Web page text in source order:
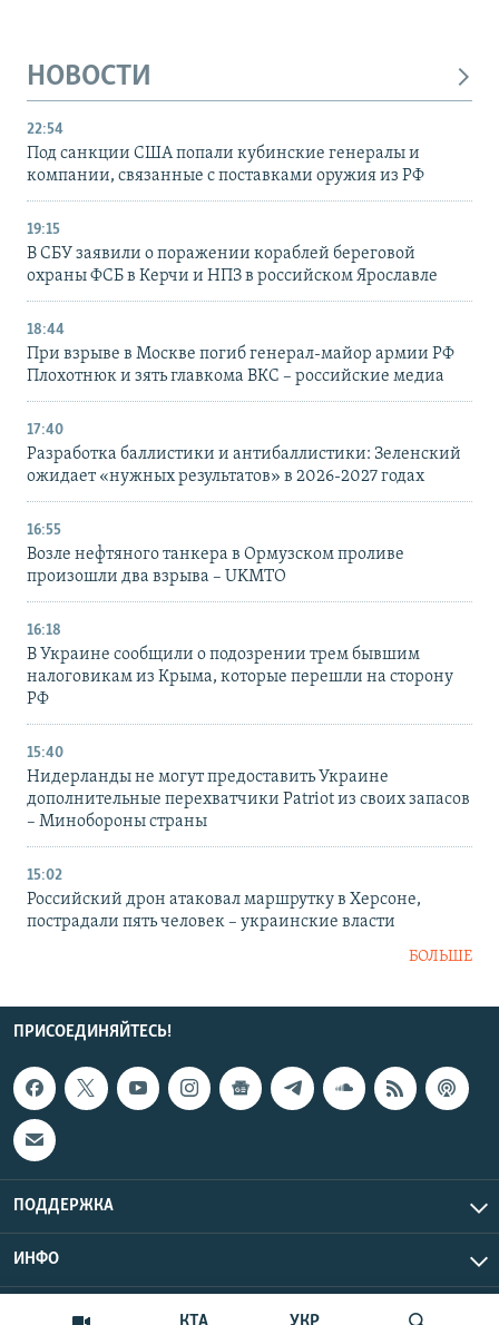
НОВОСТИ
22:54
Под санкции США попали кубинские генералы и
компании, связанные с поставками оружия из РФ
19:15
В СБУ заявили о поражении кораблей береговой
охраны ФСБ в Керчи и НПЗ в российском Ярославле
18:44
При взрыве в Москве погиб генерал-майор армии РФ
Плохотнюк и зять главкома ВКС – российские медиа
17:40
Разработка баллистики и антибаллистики: Зеленский
ожидает «нужных результатов» в 2026-2027 годах
16:55
Возле нефтяного танкера в Ормузском проливе
произошли два взрыва – UKMTO
16:18
В Украине сообщили о подозрении трем бывшим
налоговикам из Крыма, которые перешли на сторону
РФ
15:40
Нидерланды не могут предоставить Украине
дополнительные перехватчики Patriot из своих запасов
– Минобороны страны
15:02
Российский дрон атаковал маршрутку в Херсоне,
пострадали пять человек – украинские власти
БОЛЬШЕ
ПРИСОЕДИНЯЙТЕСЬ!
ПОДДЕРЖКА
ИНФО
Copyright Крым.Реалии, 2026 | Все права защищены.
UTC+3